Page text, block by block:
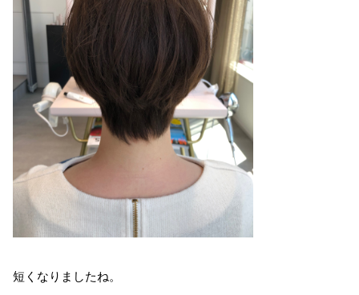
短くなりましたね。